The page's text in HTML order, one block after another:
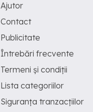
Ajutor
Contact
Publicitate
Întrebări frecvente
Termeni și condiții
Lista categoriilor
Siguranța tranzacțiilor